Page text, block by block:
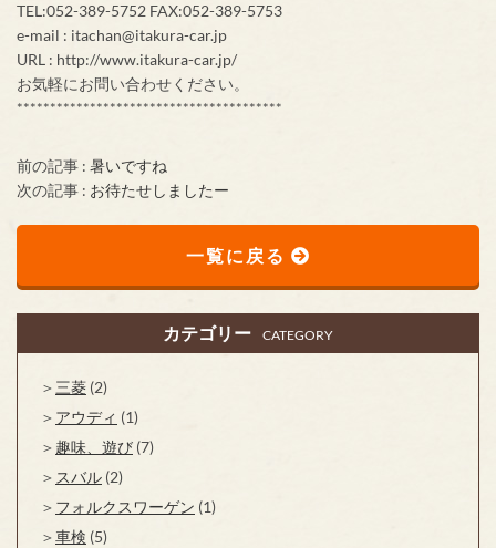
TEL:052-389-5752 FAX:052-389-5753
e-mail : itachan@itakura-car.jp
URL : http://www.itakura-car.jp/
お気軽にお問い合わせください。
****************************************
前の記事 : 暑いですね
次の記事 : お待たせしましたー
一覧に戻る
カテゴリー CATEGORY
三菱 (2)
アウディ (1)
趣味、遊び (7)
スバル (2)
フォルクスワーゲン (1)
車検 (5)